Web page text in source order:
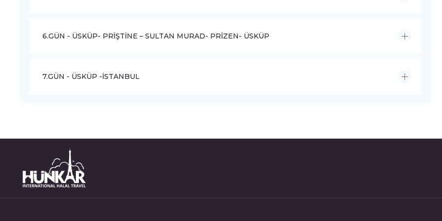
6.GÜN - ÜSKÜP- PRİŞTİNE – SULTAN MURAD- PRİZEN- ÜSKÜP
7.GÜN - ÜSKÜP -İSTANBUL